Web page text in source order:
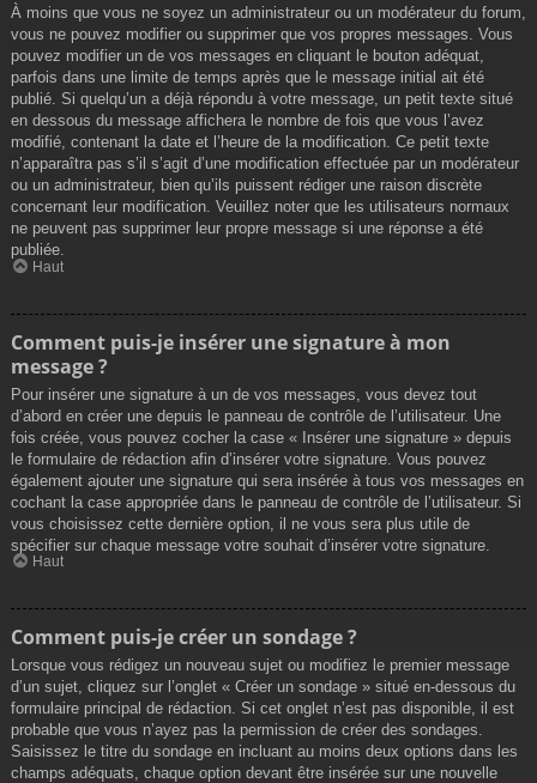
À moins que vous ne soyez un administrateur ou un modérateur du forum,
vous ne pouvez modifier ou supprimer que vos propres messages. Vous
pouvez modifier un de vos messages en cliquant le bouton adéquat,
parfois dans une limite de temps après que le message initial ait été
publié. Si quelqu’un a déjà répondu à votre message, un petit texte situé
en dessous du message affichera le nombre de fois que vous l’avez
modifié, contenant la date et l’heure de la modification. Ce petit texte
n’apparaîtra pas s’il s’agit d’une modification effectuée par un modérateur
ou un administrateur, bien qu’ils puissent rédiger une raison discrète
concernant leur modification. Veuillez noter que les utilisateurs normaux
ne peuvent pas supprimer leur propre message si une réponse a été
publiée.
Haut
Comment puis-je insérer une signature à mon
message ?
Pour insérer une signature à un de vos messages, vous devez tout
d’abord en créer une depuis le panneau de contrôle de l’utilisateur. Une
fois créée, vous pouvez cocher la case « Insérer une signature » depuis
le formulaire de rédaction afin d’insérer votre signature. Vous pouvez
également ajouter une signature qui sera insérée à tous vos messages en
cochant la case appropriée dans le panneau de contrôle de l’utilisateur. Si
vous choisissez cette dernière option, il ne vous sera plus utile de
spécifier sur chaque message votre souhait d’insérer votre signature.
Haut
Comment puis-je créer un sondage ?
Lorsque vous rédigez un nouveau sujet ou modifiez le premier message
d’un sujet, cliquez sur l’onglet « Créer un sondage » situé en-dessous du
formulaire principal de rédaction. Si cet onglet n’est pas disponible, il est
probable que vous n’ayez pas la permission de créer des sondages.
Saisissez le titre du sondage en incluant au moins deux options dans les
champs adéquats, chaque option devant être insérée sur une nouvelle